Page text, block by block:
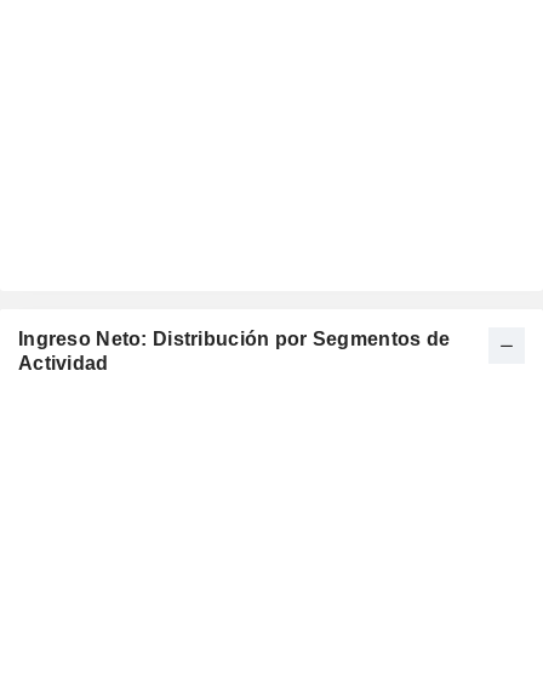
Ingreso Neto: Distribución por Segmentos de
Actividad